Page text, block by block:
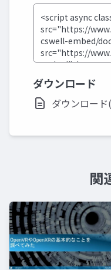
ダウンロード
ダウンロー
関